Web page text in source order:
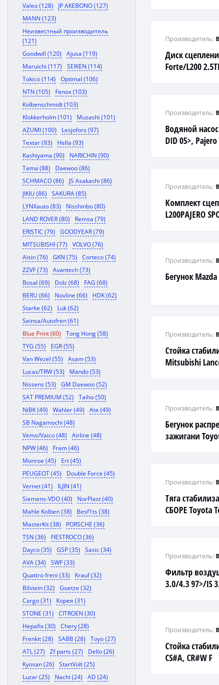
Valeo (128)
JP AKEBONO (127)
MANN (123)
Неизвестный производитель
(121)
Goodwill (120)
Ajusa (119)
Maruichi (117)
SEIKEN (114)
Tokico (114)
Optimal (106)
NTN (105)
Fenox (103)
Kolbenschmidt (103)
Klokkerholm (101)
Musashi (101)
AZUMI (100)
Lesjofors (97)
Textar (93)
Hella (93)
Kashiyama (90)
NARICHIN (90)
Tama (88)
Daewoo (86)
SCHMACO (86)
JS Asakashi (86)
JIKIU (86)
SAKURA (85)
LYNXauto (83)
Nisshinbo (80)
LAND ROVER (80)
Remsa (79)
ERISTIC (79)
GOODYEAR (79)
MITSUBISHI (77)
VOLVO (76)
Aisin (76)
GKN (75)
Corteco (74)
ZZVF (73)
Avantech (73)
Bosal (69)
Dolz (68)
FAG (68)
BERU (66)
Novline (66)
HDK (62)
Starke (62)
Luk (62)
Seinsa/Autofren (61)
Blue Print (60)
Tong Hong (58)
TYG (55)
EGR (55)
Van Wezel (55)
Asam (53)
Lucas/TRW (53)
Mando (53)
Nissens (53)
GM Daewoo (52)
SAT PREMIUM (52)
Taiho (50)
NiBK (49)
Wahler (49)
Ate (49)
SB Nagamochi (48)
Vemo/Vaico (48)
Airline (48)
NPW (46)
Fram (46)
Monroe (45)
Ert (45)
PEUGEOT (45)
Double Force (45)
Vernet (41)
ILJIN (41)
Siemens-VDO (40)
NorPlast (40)
Mahle Kolben (38)
Besf1ts (38)
MasterKit (38)
PORSCHE (36)
TSN (36)
FIESTROCO (36)
Dayco (35)
GSP (35)
Sasic (34)
AVA (34)
SWF (33)
Quattro freni (33)
Krauf (32)
Bilstein (32)
Goetze (32)
Cargo (31)
Корея (31)
STONE (31)
CITROEN (30)
Hepafix (30)
Chery (28)
Frenkit (28)
SABB (28)
Toyo (27)
ATL (27)
Zf parts (27)
Dello (26)
Kyosan (26)
StartVolt (25)
Luzar (25)
Nachi (24)
AD (24)
Диск
Forte/L200
Производитель:
Водяной
DID 05>,
Производитель:
Комплект
L200PAJERO
Производитель:
Бегунок
Производитель:
Стойка
Mitsubishi
Производитель:
Бегунок
зажигани
Производитель:
Тяга
СБОРЕ Toyota
Производитель:
Фильтр
3.0/4.3 97>/IS
Производитель:
Стойка
CS#A, CR#W F
Производитель: